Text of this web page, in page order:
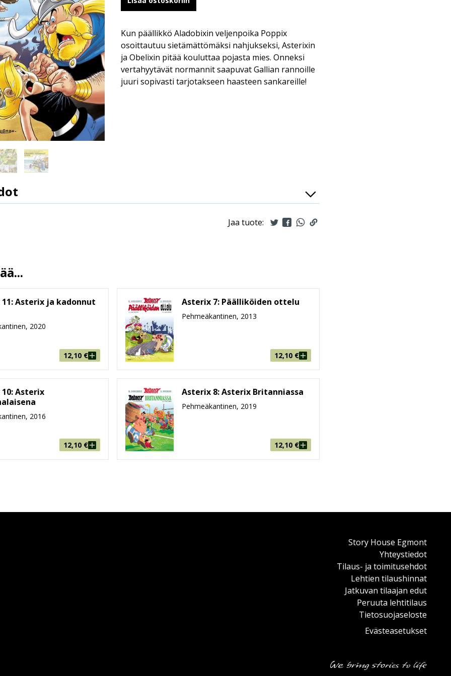
Kun päällikkö Aladobixin veljenpoika Poppix
osoittautuu sietämättömäksi nahjukseksi, Asterixin
ja Obelixin pitää kouluttaa pojasta mies. Onneksi
vertahyytävät normannit saapuvat Gallian rannoille
juuri sopivasti tarjotakseen haasteen sankareille!
9789522339256
48
215 mm * 287 mm * 4 mm
170g
Jaa tuote:
Asterix ja kadonnut
2020
12,10 €
Asterix 7: Päälliköiden ottelu
Pehmeäkantinen, 2013
12,10 €
Asterix
2016
12,10 €
Asterix 8: Asterix Britanniassa
Pehmeäkantinen, 2019
12,10 €
Story House Egmont
Yhteystiedot
Tilaus- ja toimitusehdot
Lehtien tilaushinnat
Jatkuvan tilaajan edut
Peruuta lehtitilaus
Tietosuojaseloste
Evästeasetukset